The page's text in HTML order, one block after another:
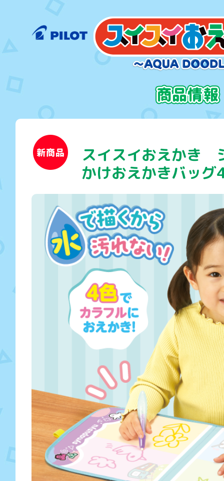
スイスイおえかき
かけおえかきバッグ